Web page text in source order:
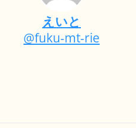
えいと
@fuku-mt-rie